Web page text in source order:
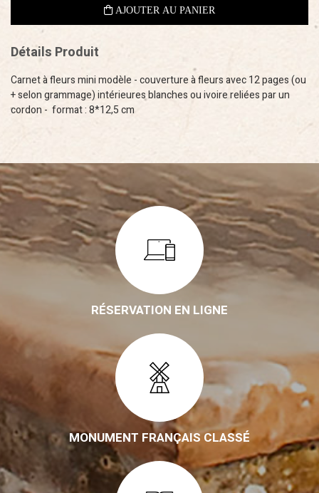
Détails Produit
Carnet à fleurs mini modèle - couverture à fleurs avec 12 pages (ou
+ selon grammage) intérieures blanches ou ivoire reliées par un
cordon - format : 8*12,5 cm
RÉSERVATION EN LIGNE
MONUMENT FRANÇAIS CLASSÉ